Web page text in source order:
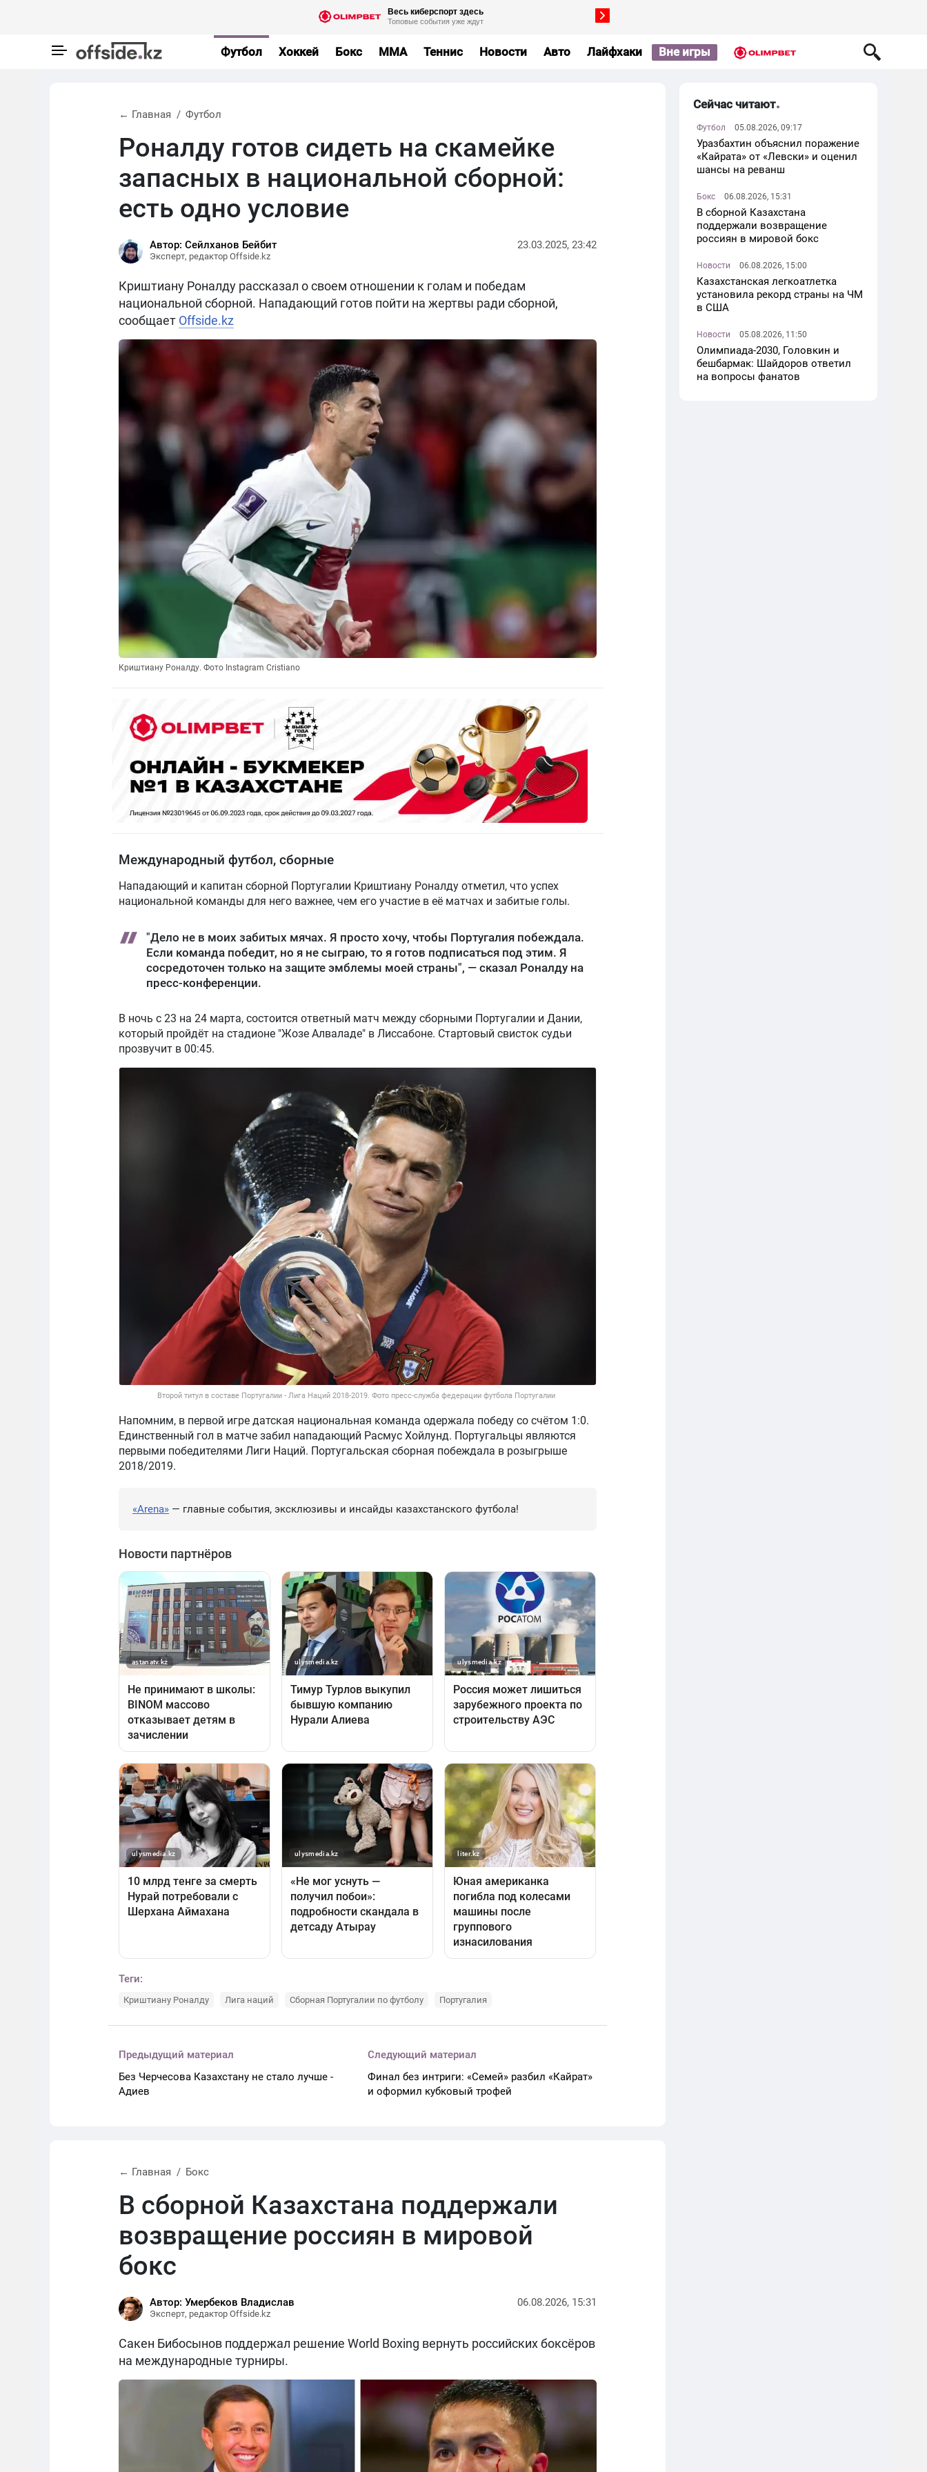
Футбол Хоккей Бокс MMA Теннис Новости Авто Лайфхаки Вне игры
← Главная Футбол
Роналду готов сидеть на скамейке
запасных в национальной сборной:
есть одно условие
Автор: Сейлханов Бейбит
Эксперт, редактор Offside.kz
23.03.2025, 23:42
Криштиану Роналду рассказал о своем отношении к голам и победам
национальной сборной. Нападающий готов пойти на жертвы ради сборной,
сообщает Offside.kz
Криштиану Роналду. Фото Instagram Cristiano
Международный футбол, сборные
Нападающий и капитан сборной Португалии Криштиану Роналду отметил, что успех
национальной команды для него важнее, чем его участие в её матчах и забитые голы.
"Дело не в моих забитых мячах. Я просто хочу, чтобы Португалия побеждала.
Если команда победит, но я не сыграю, то я готов подписаться под этим. Я
сосредоточен только на защите эмблемы моей страны", — сказал Роналду на
пресс-конференции.
В ночь с 23 на 24 марта, состоится ответный матч между сборными Португалии и Дании,
который пройдёт на стадионе "Жозе Алваладе" в Лиссабоне. Стартовый свисток судьи
прозвучит в 00:45.
Второй титул в составе Португалии - Лига Наций 2018-2019. Фото пресс-служба федерации футбола Португалии
Напомним, в первой игре датская национальная команда одержала победу со счётом 1:0.
Единственный гол в матче забил нападающий Расмус Хойлунд. Португальцы являются
первыми победителями Лиги Наций. Португальская сборная побеждала в розыгрыше
2018/2019.
«Arena» — главные события, эксклюзивы и инсайды казахстанского футбола!
Теги:
Криштиану Роналду Лига наций Сборная Португалии по футболу Португалия
Предыдущий материал
Без Черчесова Казахстану не стало лучше -
Адиев
Следующий материал
Финал без интриги: «Семей» разбил «Кайрат»
и оформил кубковый трофей
← Главная Бокс
В сборной Казахстана поддержали
возвращение россиян в мировой
бокс
Автор: Умербеков Владислав
Эксперт, редактор Offside.kz
06.08.2026, 15:31
Сакен Бибосынов поддержал решение World Boxing вернуть российских боксёров
на международные турниры.
Сейчас читают
Футбол 05.08.2026, 09:17
Уразбахтин объяснил поражение
«Кайрата» от «Левски» и оценил
шансы на реванш
Бокс 06.08.2026, 15:31
В сборной Казахстана
поддержали возвращение
россиян в мировой бокс
Новости 06.08.2026, 15:00
Казахстанская легкоатлетка
установила рекорд страны на ЧМ
в США
Новости 05.08.2026, 11:50
Олимпиада-2030, Головкин и
бешбармак: Шайдоров ответил
на вопросы фанатов